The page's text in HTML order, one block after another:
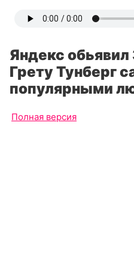
Яндекс обьявил
Грету Тунберг
популярными
Полная версия